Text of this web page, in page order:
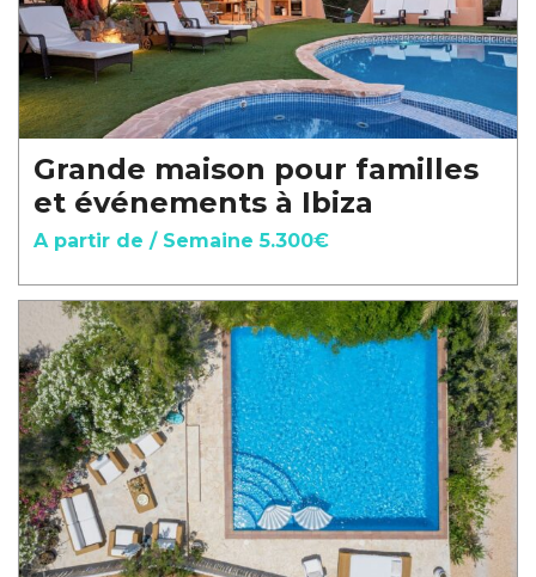
Grande maison pour familles
et événements à Ibiza
A partir de / Semaine 5.300€